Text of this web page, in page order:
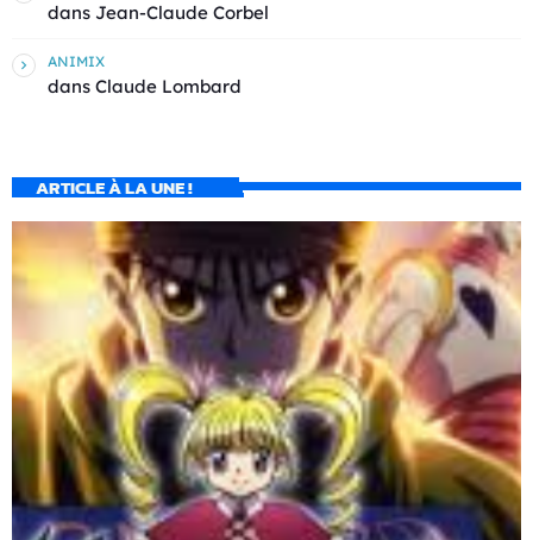
dans Jean-Claude Corbel
ANIMIX
dans Claude Lombard
ARTICLE À LA UNE !